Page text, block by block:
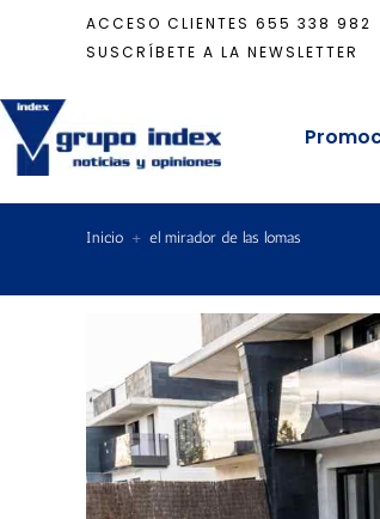
ACCESO CLIENTES 655 338 982
SUSCRÍBETE A LA NEWSLETTER
Inicio + el mirador de las lomas